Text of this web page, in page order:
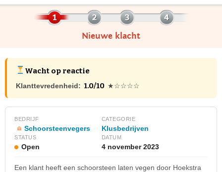
Nieuwe klacht
Wacht op reactie
Klanttevredenheid: 1.0/10 ★☆☆☆☆
BEDRIJF
Schoorsteenvegers
CATEGORIE
Klusbedrijven
STATUS
Open
DATUM
4 november 2023
Een klant heeft een schoorsteen laten vegen door Hoekstra